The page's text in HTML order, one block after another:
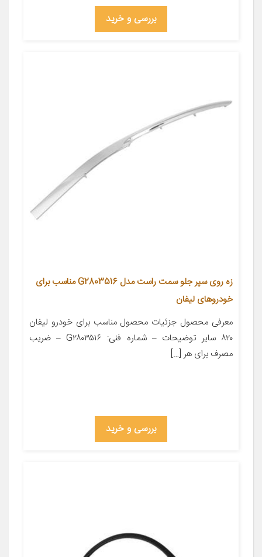
بررسی و خرید
زه روی سپر جلو سمت راست مدل G2803516 مناسب برای
خودروهای لیفان
معرفی محصول جزئیات محصول مناسب برای خودرو لیفان
۸۲۰ سایر توضیحات – شماره فنی: G۲۸۰۳۵۱۶ – ضریب
مصرف برای هر […]
بررسی و خرید